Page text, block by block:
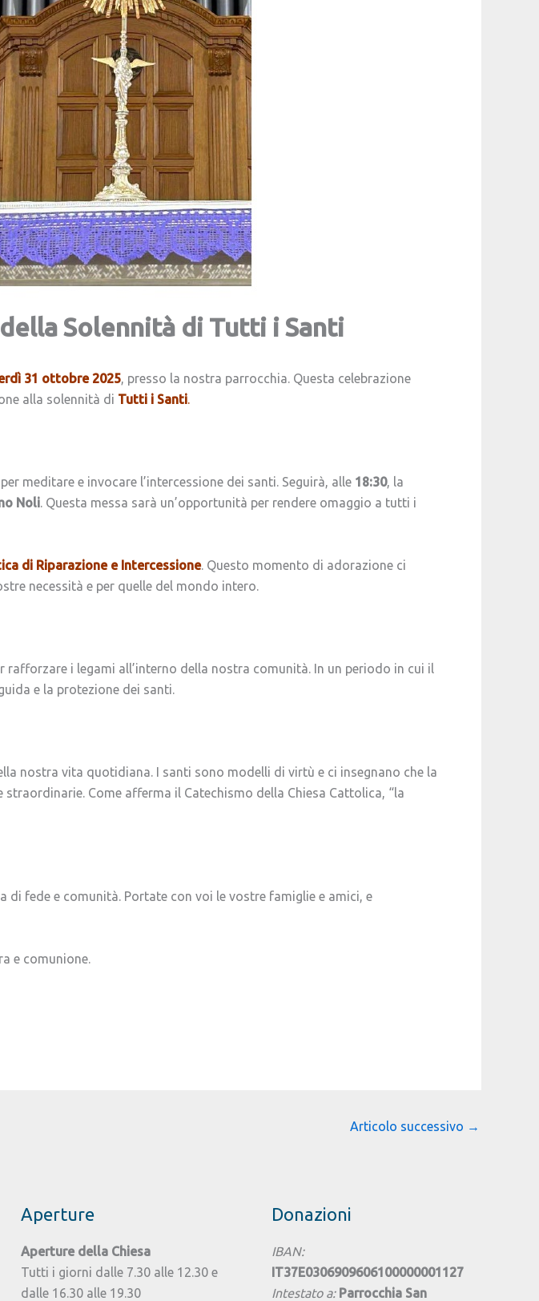
Solennità di Tutti i Santi
31 ottobre 2025, presso la nostra parrocchia. Questa celebrazione
alla solennità di Tutti i Santi.
meditare e invocare l’intercessione dei santi. Seguirà, alle 18:30, la
Noli. Questa messa sarà un’opportunità per rendere omaggio a tutti i
di Riparazione e Intercessione. Questo momento di adorazione ci
necessità e per quelle del mondo intero.
rafforzare i legami all’interno della nostra comunità. In un periodo in cui il
e la protezione dei santi.
nostra vita quotidiana. I santi sono modelli di virtù e ci insegnano che la
Come afferma il Catechismo della Chiesa Cattolica, “la
fede e comunità. Portate con voi le vostre famiglie e amici, e
e comunione.
Articolo successivo →
Aperture
Aperture della Chiesa
Tutti i giorni dalle 7.30 alle 12.30 e
dalle 16.30 alle 19.30
Donazioni
IBAN:
IT37E0306909606100000001127
Intestato a: Parrocchia San